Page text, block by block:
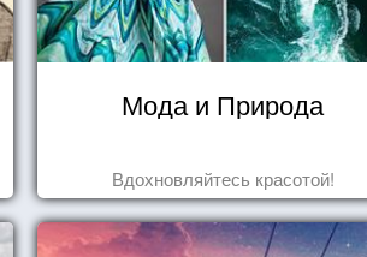
Мода и Природа
Вдохновляйтесь красотой!